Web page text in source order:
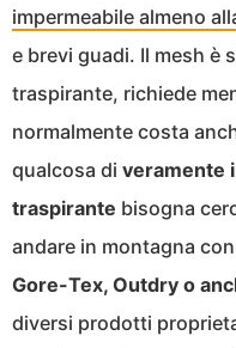
impermeabile almeno
e brevi guadi. Il mesh è
traspirante, richiede
normalmente costa
qualcosa di veramente
traspirante bisogna
andare in montagna
Gore-Tex, Outdry o
diversi prodotti